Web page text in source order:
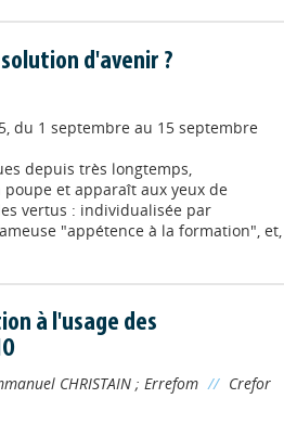
d'avenir ?
du 1 septembre au 15 septembre
depuis très longtemps,
et apparaît aux yeux de
vertus : individualisée par
"appétence à la formation", et,
à l'usage des
CHRISTAIN; Errefom // Crefor